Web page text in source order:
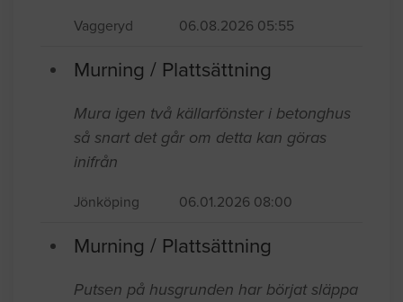
Vaggeryd 06.08.2026 05:55
Murning / Plattsättning
Mura igen två källarfönster i betonghus
så snart det går om detta kan göras
inifrån
Jönköping 06.01.2026 08:00
Murning / Plattsättning
Putsen på husgrunden har börjat släppa